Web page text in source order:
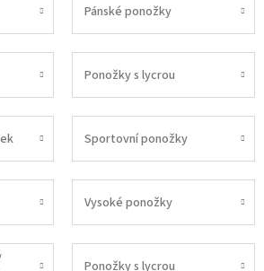
Pánské ponožky
Ponožky s lycrou
Sportovní ponožky
Vysoké ponožky
Ponožky s lycrou